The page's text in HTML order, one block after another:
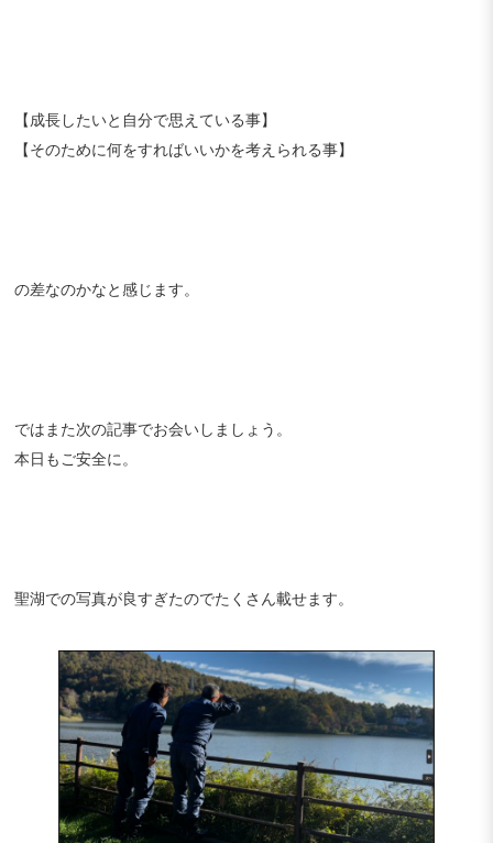
【成長したいと自分で思えている事】
【そのために何をすればいいかを考えられる事】
の差なのかなと感じます。
ではまた次の記事でお会いしましょう。
本日もご安全に。
聖湖での写真が良すぎたのでたくさん載せます。